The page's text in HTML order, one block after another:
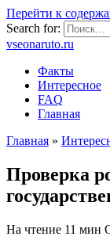
Перейти к
Search for:
vseonaruto.ru
Факты
Интересное
FAQ
Главная
Главная »
Проверка
На чтение 11 мин